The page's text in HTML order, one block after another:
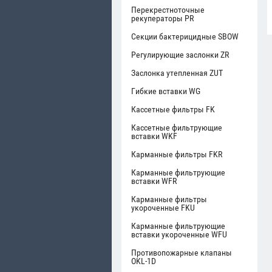
Перекрестноточные
рекуператоры PR
Секции бактерицидные SBOW
Регулирующие заслонки ZR
Заслонка утепленная ZUT
Гибкие вставки WG
Кассетные фильтры FK
Кассетные фильтрующие
вставки WKF
Карманные фильтры FKR
Карманные фильтрующие
вставки WFR
Карманные фильтры
укороченные FKU
Карманные фильтрующие
вставки укороченные WFU
Противопожарные клапаны
OKL-1D